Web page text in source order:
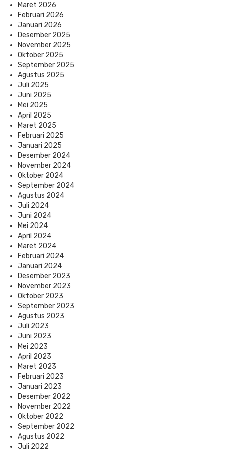
Maret 2026
Februari 2026
Januari 2026
Desember 2025
November 2025
Oktober 2025
September 2025
Agustus 2025
Juli 2025
Juni 2025
Mei 2025
April 2025
Maret 2025
Februari 2025
Januari 2025
Desember 2024
November 2024
Oktober 2024
September 2024
Agustus 2024
Juli 2024
Juni 2024
Mei 2024
April 2024
Maret 2024
Februari 2024
Januari 2024
Desember 2023
November 2023
Oktober 2023
September 2023
Agustus 2023
Juli 2023
Juni 2023
Mei 2023
April 2023
Maret 2023
Februari 2023
Januari 2023
Desember 2022
November 2022
Oktober 2022
September 2022
Agustus 2022
Juli 2022